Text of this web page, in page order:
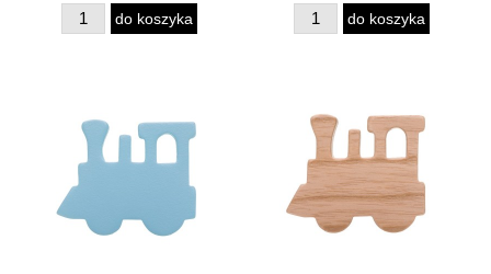
do koszyka do koszyka